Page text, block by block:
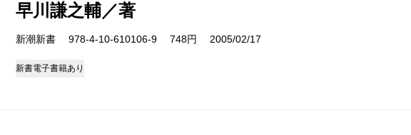
早川謙之輔／著
新潮新書 978-4-10-610106-9 748円 2005/02/17
新書電子書籍あり